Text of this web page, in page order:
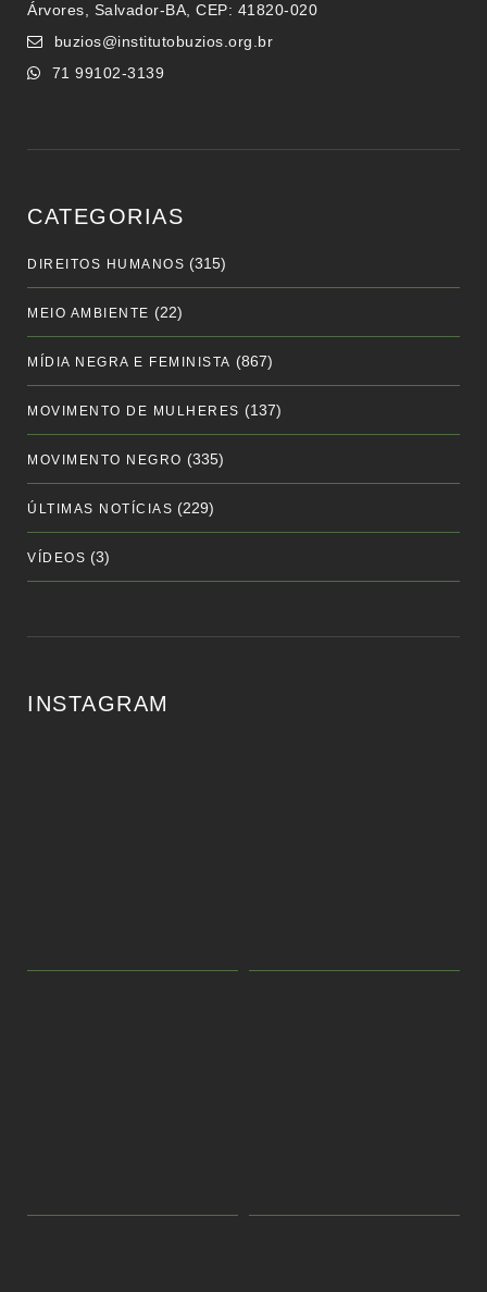
Árvores, Salvador-BA, CEP: 41820-020
buzios@institutobuzios.org.br
71 99102-3139
CATEGORIAS
DIREITOS HUMANOS (315)
MEIO AMBIENTE (22)
MÍDIA NEGRA E FEMINISTA (867)
MOVIMENTO DE MULHERES (137)
MOVIMENTO NEGRO (335)
ÚLTIMAS NOTÍCIAS (229)
VÍDEOS (3)
INSTAGRAM